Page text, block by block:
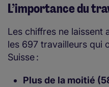
L’importance du
Les chiffres ne laissent
les 697 travailleurs qui
Suisse :
Plus de la moitié